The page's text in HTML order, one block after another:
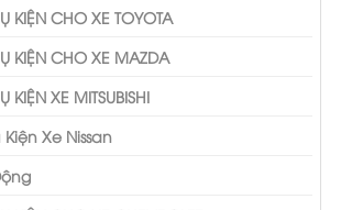
KIỆN CHO XE TOYOTA
KIỆN CHO XE MAZDA
KIỆN XE MITSUBISHI
Xe Nissan